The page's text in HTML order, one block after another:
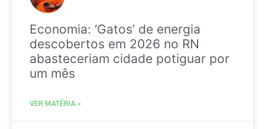
Economia: ‘Gatos’ de energia
descobertos em 2026 no RN
abasteceriam cidade potiguar por
um mês
VER MATÉRIA »